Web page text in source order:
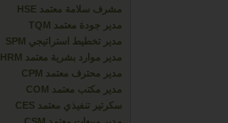
مشرف سلامة معتمد HSE
مدير جودة معتمد TQM
مدير تخطيط استراتيجي SPM
مدير موارد بشرية معتمد HRM
مدير محترف معتمد CPM
مدير مكتب معتمد COM
سكرتير تنفيذي معتمد CES